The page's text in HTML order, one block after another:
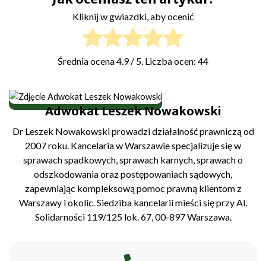
Kliknij w gwiazdki, aby ocenić
Średnia ocena4.9/ 5. Liczba ocen: 44
Adwokat Leszek Nowakowski
Dr Leszek Nowakowski prowadzi działalność prawniczą od
2007 roku. Kancelaria w Warszawie specjalizuje się w
sprawach spadkowych, sprawach karnych, sprawach o
odszkodowania oraz postępowaniach sądowych,
zapewniając kompleksową pomoc prawną klientom z
Warszawy i okolic. Siedziba kancelarii mieści się przy Al.
Solidarności 119/125 lok. 67, 00-897 Warszawa.